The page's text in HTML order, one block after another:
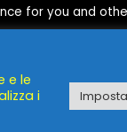
for you and
S.R.L.
e le
i